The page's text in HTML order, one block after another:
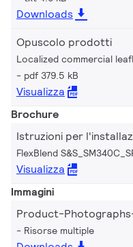
Downloads
Opuscolo prodotti
Localized commercial
pdf 379.5 kB
Visualizza
Brochure
Istruzioni per
FlexBlend
Visualizza
Immagini
Product-
Risorse multiple